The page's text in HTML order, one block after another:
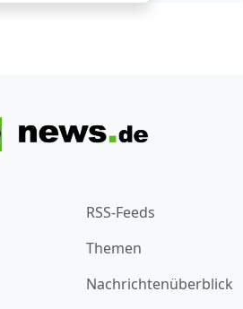
RSS-Feeds
Themen
Nachrichtenüberblick